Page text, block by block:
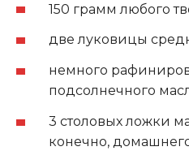
150 грамм любого
две луковицы
немного
подсолнечного
3 столовых ложки
конечно,